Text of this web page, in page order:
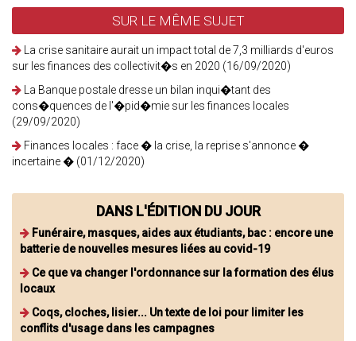
SUR LE MÊME SUJET
La crise sanitaire aurait un impact total de 7,3 milliards d'euros
sur les finances des collectivit�s en 2020 (16/09/2020)
La Banque postale dresse un bilan inqui�tant des
cons�quences de l'�pid�mie sur les finances locales
(29/09/2020)
Finances locales : face � la crise, la reprise s'annonce �
incertaine � (01/12/2020)
DANS L'ÉDITION DU JOUR
Funéraire, masques, aides aux étudiants, bac : encore une
batterie de nouvelles mesures liées au covid-19
Ce que va changer l'ordonnance sur la formation des élus
locaux
Coqs, cloches, lisier... Un texte de loi pour limiter les
conflits d'usage dans les campagnes